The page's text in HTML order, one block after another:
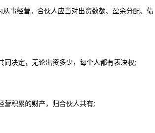
事经营。合伙人应当对出资数额、盈余分配、债
决定，无论出资多少，每个人都有表决权;
积累的财产，归合伙人共有;